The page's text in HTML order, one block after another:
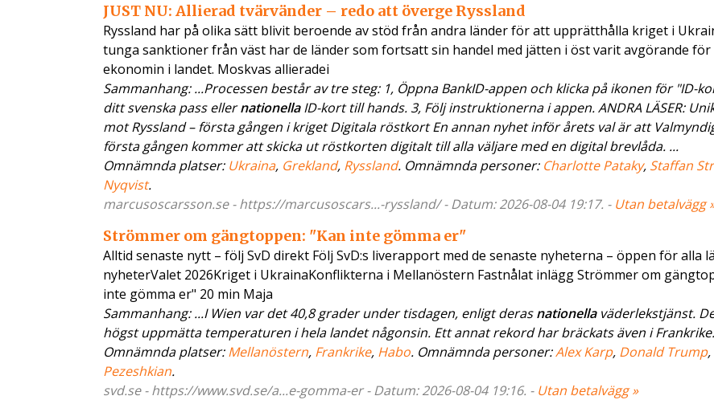
JUST NU: Allierad tvärvänder – redo att överge Ryssland
Ryssland har på olika sätt blivit beroende av stöd från andra länder för att upprätthålla kriget i
tunga sanktioner från väst har de länder som fortsatt sin handel med jätten i öst varit avgörande för
ekonomin i landet. Moskvas allieradei
Sammanhang: ...Processen består av tre steg: 1, Öppna BankID-appen och klicka på ikonen för "ID-
ditt svenska pass ellernationellaID-kort till hands. 3, Följ instruktionerna i appen. ANDRA LÄSER:
mot Ryssland – första gången i kriget Digitala röstkort En annan nyhet inför årets val är att
första gången kommer att skicka ut röstkorten digitalt till alla väljare med en digital brevlåda. ...
Omnämnda platser: Ukraina, Grekland, Ryssland. Omnämnda personer: Charlotte Pataky, Staffan
Nyqvist.
marcusoscarsson.se - https://marcusoscars...-ryssland/ - Datum: 2026-08-04 19:17. - Utan betalvägg
Strömmer om gängtoppen: "Kan inte gömma er"
Alltid senaste nytt – följ SvD direkt Följ SvD:s liverapport med de senaste nyheterna – öppen för alla
nyheterValet 2026Kriget i UkrainaKonflikterna i Mellanöstern Fastnålat inlägg Strömmer om
inte gömma er" 20 min Maja
Sammanhang: ...I Wien var det 40,8 grader under tisdagen, enligt derasnationellaväderlekstjänst.
högst uppmätta temperaturen i hela landet någonsin. Ett annat rekord har bräckats även i
Omnämnda platser:Mellanöstern, Frankrike, Habo. Omnämnda personer:Alex Karp, Donald Trump,
Pezeshkian.
svd.se - https://www.svd.se/a...e-gomma-er - Datum: 2026-08-04 19:16. - Utan betalvägg »